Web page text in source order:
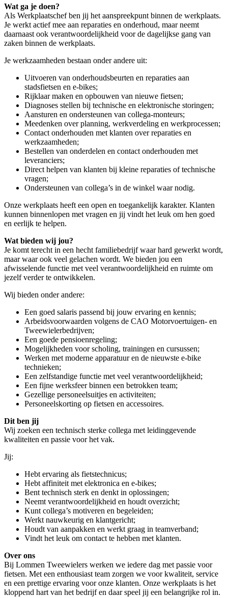
Wat ga je doen?
Als Werkplaatschef ben jij het aanspreekpunt binnen de werkplaats.
Je werkt actief mee aan reparaties en onderhoud, maar neemt
daarnaast ook verantwoordelijkheid voor de dagelijkse gang van
zaken binnen de werkplaats.
Je werkzaamheden bestaan onder andere uit:
Uitvoeren van onderhoudsbeurten en reparaties aan
stadsfietsen en e-bikes;
Rijklaar maken en opbouwen van nieuwe fietsen;
Diagnoses stellen bij technische en elektronische storingen;
Aansturen en ondersteunen van collega-monteurs;
Meedenken over planning, werkverdeling en werkprocessen;
Contact onderhouden met klanten over reparaties en
werkzaamheden;
Bestellen van onderdelen en contact onderhouden met
leveranciers;
Direct helpen van klanten bij kleine reparaties of technische
vragen;
Ondersteunen van collega’s in de winkel waar nodig.
Onze werkplaats heeft een open en toegankelijk karakter. Klanten
kunnen binnenlopen met vragen en jij vindt het leuk om hen goed
en eerlijk te helpen.
Wat bieden wij jou?
Je komt terecht in een hecht familiebedrijf waar hard gewerkt wordt,
maar waar ook veel gelachen wordt. We bieden jou een
afwisselende functie met veel verantwoordelijkheid en ruimte om
jezelf verder te ontwikkelen.
Wij bieden onder andere:
Een goed salaris passend bij jouw ervaring en kennis;
Arbeidsvoorwaarden volgens de CAO Motorvoertuigen- en
Tweewielerbedrijven;
Een goede pensioenregeling;
Mogelijkheden voor scholing, trainingen en cursussen;
Werken met moderne apparatuur en de nieuwste e-bike
technieken;
Een zelfstandige functie met veel verantwoordelijkheid;
Een fijne werksfeer binnen een betrokken team;
Gezellige personeelsuitjes en activiteiten;
Personeelskorting op fietsen en accessoires.
Dit ben jij
Wij zoeken een technisch sterke collega met leidinggevende
kwaliteiten en passie voor het vak.
Jij:
Hebt ervaring als fietstechnicus;
Hebt affiniteit met elektronica en e-bikes;
Bent technisch sterk en denkt in oplossingen;
Neemt verantwoordelijkheid en houdt overzicht;
Kunt collega’s motiveren en begeleiden;
Werkt nauwkeurig en klantgericht;
Houdt van aanpakken en werkt graag in teamverband;
Vindt het leuk om contact te hebben met klanten.
Over ons
Bij Lommen Tweewielers werken we iedere dag met passie voor
fietsen. Met een enthousiast team zorgen we voor kwaliteit, service
en een prettige ervaring voor onze klanten. Onze werkplaats is het
kloppend hart van het bedrijf en daar speel jij een belangrijke rol in.